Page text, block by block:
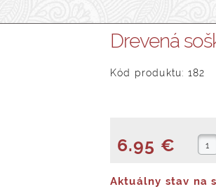
Peňaženky a Tašky
Drevená
Kód produktu: 182
6.95 €
Aktuálny stav na